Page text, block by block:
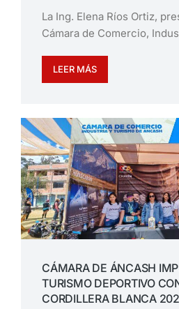
La Ing. Elena Ríos Ortiz,
Cámara de Comercio,
LEER MÁS
CÁMARA DE ÁNCASH
TURISMO DEPORTIVO
CORDILLERA BLANCA